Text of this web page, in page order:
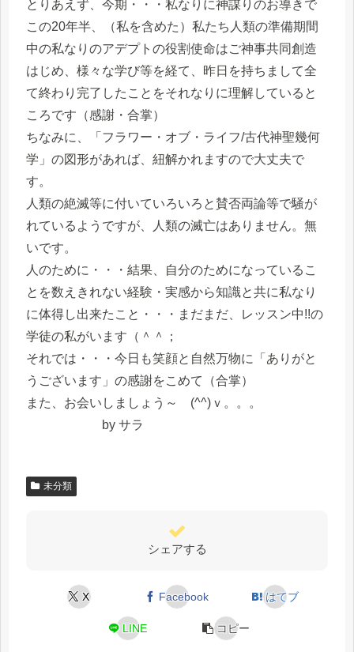
とりあえず、今期・・・私なりに神謀りのお導きで
この20年半、（私を含めた）私たち人類の準備期間
中の私なりのアデプトの役割使命はご神事共同創造
はじめ、様々な学び等を経て、昨日を持ちまして全
て終わり完了したことをそれなりに理解していると
ころです（感謝・合掌）
ちなみに、「フラワー・オブ・ライフ/古代神聖幾何
学」の図形があれば、紐解かれますので大丈夫で
す。
人類の絶滅等に付いていろいろと賛否両論等で騒が
れているようですが、人類の滅亡はありません。無
いです。
人のために・・・結果、自分のためになっているこ
とを数えきれない経験・実感から知識と共に私なり
に体得し出来たこと・・・まだまだ、レッスン中!!の
学徒の私がいます（＾＾；
それでは・・・今日も笑顔と自然万物に「ありがと
うございます」の感謝をこめて（合掌）
また、お会いしましょう～ (^^)ｖ。。。
by サラ
未分類
シェアする
X Facebook はてブ
LINE コピー